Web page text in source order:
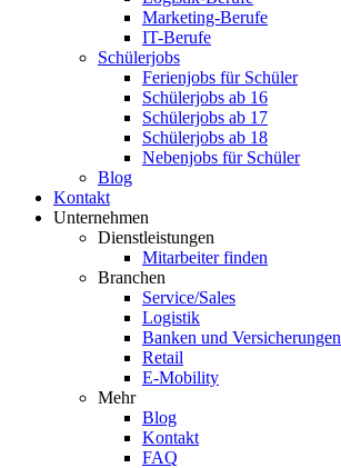
Marketing-Berufe
IT-Berufe
Schülerjobs
Ferienjobs für Schüler
Schülerjobs ab 16
Schülerjobs ab 17
Schülerjobs ab 18
Nebenjobs für Schüler
Blog
Kontakt
Unternehmen
Dienstleistungen
Mitarbeiter finden
Branchen
Service/Sales
Logistik
Banken und Versicherungen
Retail
E-Mobility
Mehr
Blog
Kontakt
FAQ